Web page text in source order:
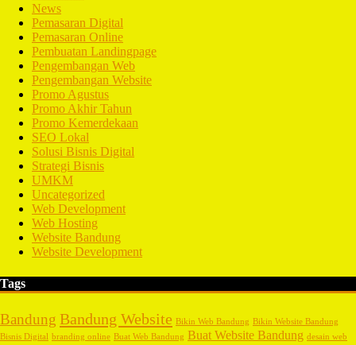
News
Pemasaran Digital
Pemasaran Online
Pembuatan Landingpage
Pengembangan Web
Pengembangan Website
Promo Agustus
Promo Akhir Tahun
Promo Kemerdekaan
SEO Lokal
Solusi Bisnis Digital
Strategi Bisnis
UMKM
Uncategorized
Web Development
Web Hosting
Website Bandung
Website Development
Tags
Bandung Bandung Website Bikin Web Bandung Bikin Website Bandung
Bisnis Digital branding online Buat Web Bandung Buat Website Bandung desain web